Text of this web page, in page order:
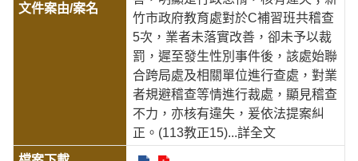
竹市政府教育處對於C補習班共稽查
5次，業者未落實改善，卻未予以裁
罰，遲至發生性別事件後，該處始聯
合跨局處及相關單位進行查處，對業
者規避稽查等情進行裁處，顯見稽查
不力，亦核有違失，爰依法提案糾
正。(113教正15)...詳全文